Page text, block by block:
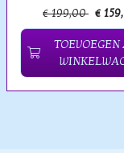
€ 199,00 €
TOEVOEGEN